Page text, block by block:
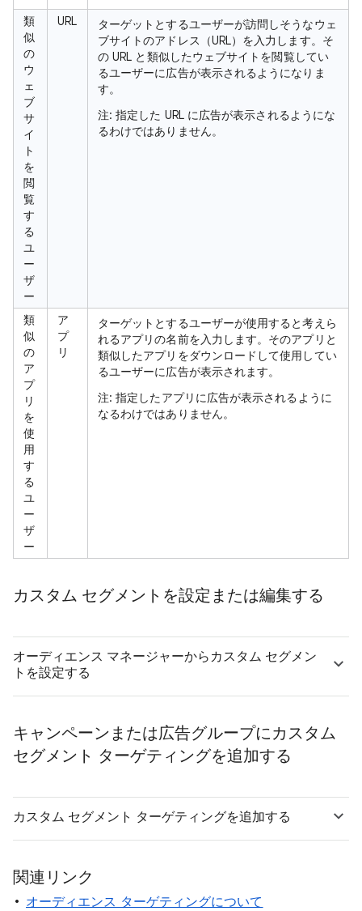
類
似
の
ウ
ェ
ブ
サ
イ
ト
を
閲
覧
す
る
ユ
ー
ザ
ー
URL
ターゲットとするユーザーが訪問しそうなウェ
ブサイトのアドレス（URL）を入力します。そ
の URL と類似したウェブサイトを閲覧してい
るユーザーに広告が表示されるようになりま
す。
注: 指定した URL に広告が表示されるようにな
るわけではありません。
類
似
の
ア
プ
リ
を
使
用
す
る
ユ
ー
ザ
ー
ア
プ
リ
ターゲットとするユーザーが使用すると考えら
れるアプリの名前を入力します。そのアプリと
類似したアプリをダウンロードして使用してい
るユーザーに広告が表示されます。
注: 指定したアプリに広告が表示されるように
なるわけではありません。
カスタム セグメントを設定または編集する
オーディエンス マネージャーからカスタム セグメン
トを設定する
キャンペーンまたは広告グループにカスタム
セグメント ターゲティングを追加する
カスタム セグメント ターゲティングを追加する
関連リンク
オーディエンス ターゲティングについて